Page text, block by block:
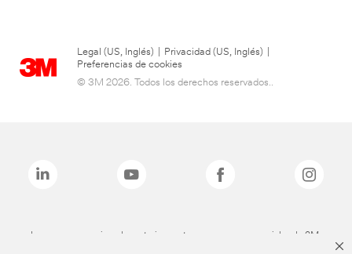
Legal (US, Inglés) Privacidad (US, Inglés)
Preferencias de cookies
© 3M 2026. Todos los derechos reservados..
Las marcas mencionadas anteriormente son marcas comerciales de 3M.